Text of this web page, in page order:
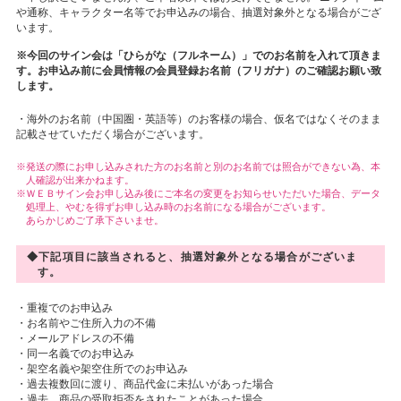
や通称、キャラクター名等でお申込みの場合、抽選対象外となる場合がござ
います。
※今回のサイン会は「ひらがな（フルネーム）」でのお名前を入れて頂きま
す。お申込み前に会員情報の会員登録お名前（フリガナ）のご確認お願い致
します。
・海外のお名前（中国圏・英語等）のお客様の場合、仮名ではなくそのまま
記載させていただく場合がございます。
発送の際にお申し込みされた方のお名前と別のお名前では照合ができない為、本
人確認が出来かねます。
ＷＥＢサイン会お申し込み後にご本名の変更をお知らせいただいた場合、データ
処理上、やむを得ずお申し込み時のお名前になる場合がございます。
あらかじめご了承下さいませ。
◆下記項目に該当されると、抽選対象外となる場合がございま
す。
・重複でのお申込み
・お名前やご住所入力の不備
・メールアドレスの不備
・同一名義でのお申込み
・架空名義や架空住所でのお申込み
・過去複数回に渡り、商品代金に未払いがあった場合